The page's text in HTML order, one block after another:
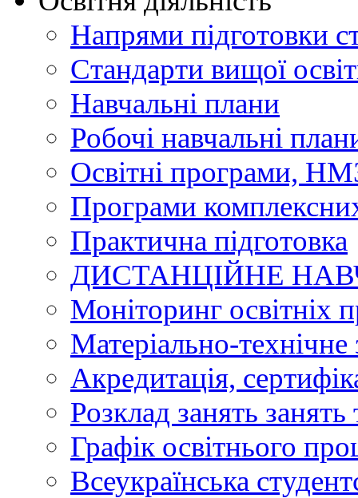
Напрями підготовки
Стандарти вищої
Навчальні плани
Робочі навчальні
Освітні програми,
Програми
Практична підготовка
ДИСТАНЦІЙНЕ
Моніторинг освітніх
Матеріально-технічне
Акредитація,
Розклад занять занять
Графік освітнього
Всеукраїнська